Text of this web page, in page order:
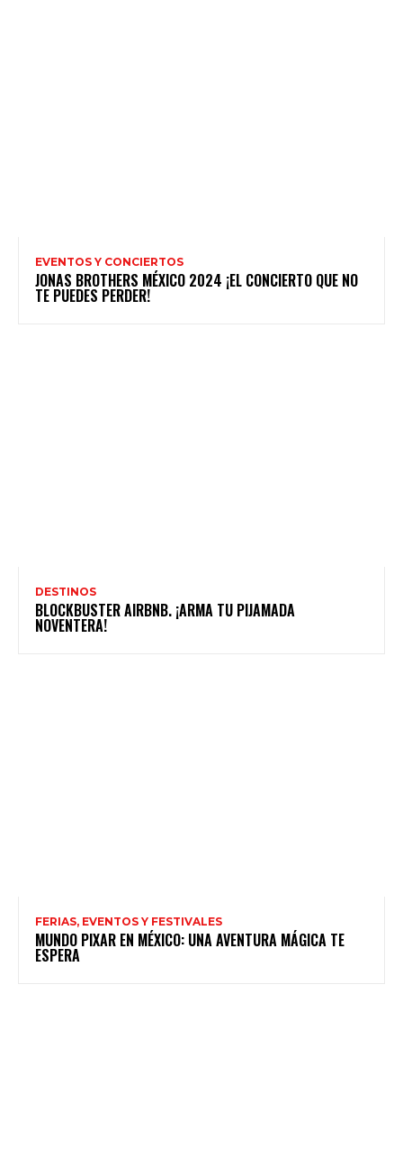
EVENTOS Y CONCIERTOS
JONAS BROTHERS MÉXICO 2024 ¡EL CONCIERTO QUE NO
TE PUEDES PERDER!
DESTINOS
BLOCKBUSTER AIRBNB. ¡ARMA TU PIJAMADA
NOVENTERA!
FERIAS, EVENTOS Y FESTIVALES
MUNDO PIXAR EN MÉXICO: UNA AVENTURA MÁGICA TE
ESPERA